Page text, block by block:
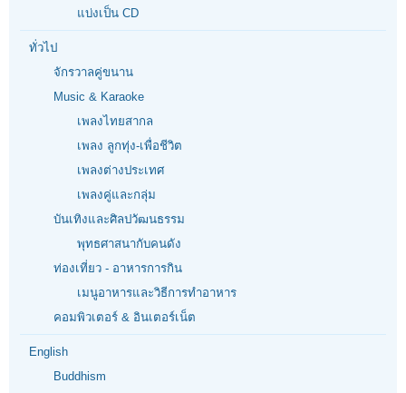
แบ่งเป็น CD
ทั่วไป
จักรวาลคู่ขนาน
Music & Karaoke
เพลงไทยสากล
เพลง ลูกทุ่ง-เพื่อชีวิต
เพลงต่างประเทศ
เพลงคู่และกลุ่ม
บันเทิงและศิลปวัฒนธรรม
พุทธศาสนากับคนดัง
ท่องเที่ยว - อาหารการกิน
เมนูอาหารและวิธีการทำอาหาร
คอมพิวเตอร์ & อินเตอร์เน็ต
English
Buddhism